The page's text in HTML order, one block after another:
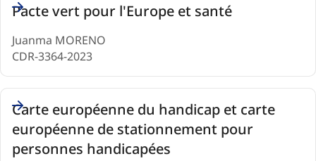
Pacte vert pour l'Europe et santé
Juanma MORENO
CDR-3364-2023
Carte européenne du handicap et carte
européenne de stationnement pour
personnes handicapées